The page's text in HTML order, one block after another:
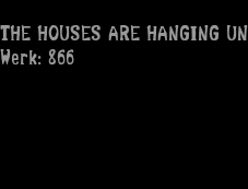
THE HOUSES ARE HANGING
Werk: 866